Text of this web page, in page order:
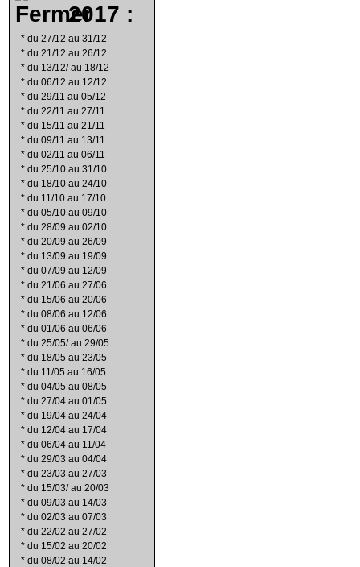
2017 :
* du 27/12 au 31/12
* du 21/12 au 26/12
* du 13/12/ au 18/12
* du 06/12 au 12/12
* du 29/11 au 05/12
* du 22/11 au 27/11
* du 15/11 au 21/11
* du 09/11 au 13/11
* du 02/11 au 06/11
* du 25/10 au 31/10
* du 18/10 au 24/10
* du 11/10 au 17/10
* du 05/10 au 09/10
* du 28/09 au 02/10
* du 20/09 au 26/09
* du 13/09 au 19/09
* du 07/09 au 12/09
* du 21/06 au 27/06
* du 15/06 au 20/06
* du 08/06 au 12/06
* du 01/06 au 06/06
* du 25/05/ au 29/05
* du 18/05 au 23/05
* du 11/05 au 16/05
* du 04/05 au 08/05
* du 27/04 au 01/05
* du 19/04 au 24/04
* du 12/04 au 17/04
* du 06/04 au 11/04
* du 29/03 au 04/04
* du 23/03 au 27/03
* du 15/03/ au 20/03
* du 09/03 au 14/03
* du 02/03 au 07/03
* du 22/02 au 27/02
* du 15/02 au 20/02
* du 08/02 au 14/02